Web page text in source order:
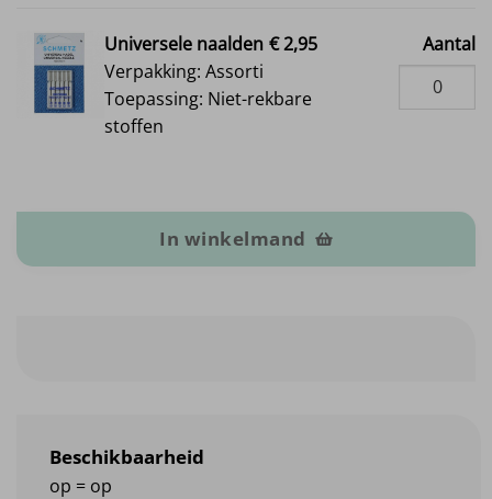
Universele naalden € 2,95
Verpakking: Assorti
Toepassing: Niet-rekbare
stoffen
Aantal
In winkelmand
Beschikbaarheid
op = op